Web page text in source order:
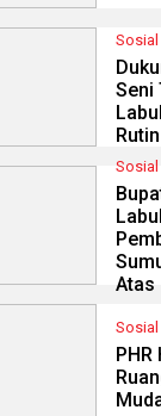
Sosial
Seni
Sosial
Atas
Sosial